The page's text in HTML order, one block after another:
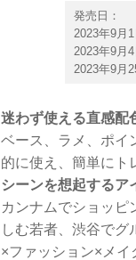
発売日：
2023年9月
2023年9月
2023年9月
迷わず使える直感配
ベース、ラメ、ポイ
的に使え、簡単にト
シーンを想起するア
カンナムでショッピ
しむ若者、渋谷で
×ファッション×メ